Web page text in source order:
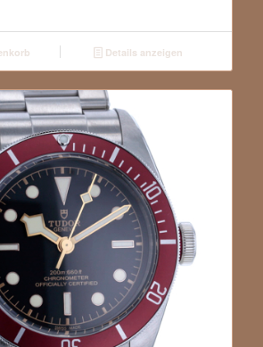
Details anzeigen